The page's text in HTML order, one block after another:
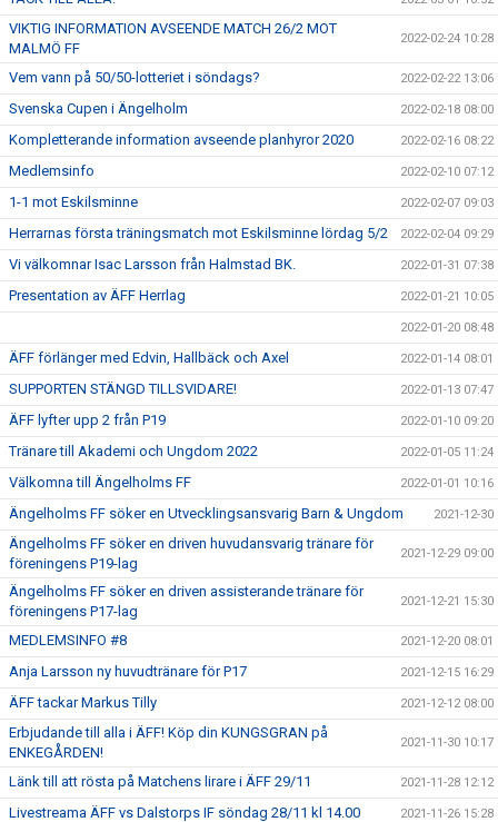
VIKTIG INFORMATION AVSEENDE MATCH 26/2 MOT
MALMÖ FF
2022-02-24 10:28
Vem vann på 50/50-lotteriet i söndags? 2022-02-22 13:06
Svenska Cupen i Ängelholm 2022-02-18 08:00
Kompletterande information avseende planhyror 2020 2022-02-16 08:22
Medlemsinfo 2022-02-10 07:12
1-1 mot Eskilsminne 2022-02-07 09:03
Herrarnas första träningsmatch mot Eskilsminne lördag 5/2 2022-02-04 09:29
Vi välkomnar Isac Larsson från Halmstad BK. 2022-01-31 07:38
Presentation av ÄFF Herrlag 2022-01-21 10:05
2022-01-20 08:48
ÄFF förlänger med Edvin, Hallbäck och Axel 2022-01-14 08:01
SUPPORTEN STÄNGD TILLSVIDARE! 2022-01-13 07:47
ÄFF lyfter upp 2 från P19 2022-01-10 09:20
Tränare till Akademi och Ungdom 2022 2022-01-05 11:24
Välkomna till Ängelholms FF 2022-01-01 10:16
Ängelholms FF söker en Utvecklingsansvarig Barn & Ungdom 2021-12-30
Ängelholms FF söker en driven huvudansvarig tränare för
föreningens P19-lag
2021-12-29 09:00
Ängelholms FF söker en driven assisterande tränare för
föreningens P17-lag
2021-12-21 15:30
MEDLEMSINFO #8 2021-12-20 08:01
Anja Larsson ny huvudtränare för P17 2021-12-15 16:29
ÄFF tackar Markus Tilly 2021-12-12 08:00
Erbjudande till alla i ÄFF! Köp din KUNGSGRAN på
ENKEGÅRDEN!
2021-11-30 10:17
Länk till att rösta på Matchens lirare i ÄFF 29/11 2021-11-28 12:12
Livestreama ÄFF vs Dalstorps IF söndag 28/11 kl 14.00 2021-11-26 15:28